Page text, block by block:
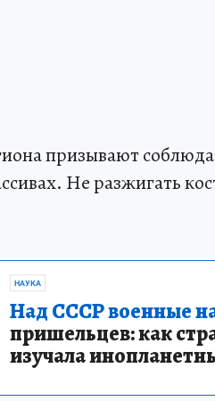
призывают
Не разжигать
НАУКА
Над СССР военные
пришельцев: как
изучала